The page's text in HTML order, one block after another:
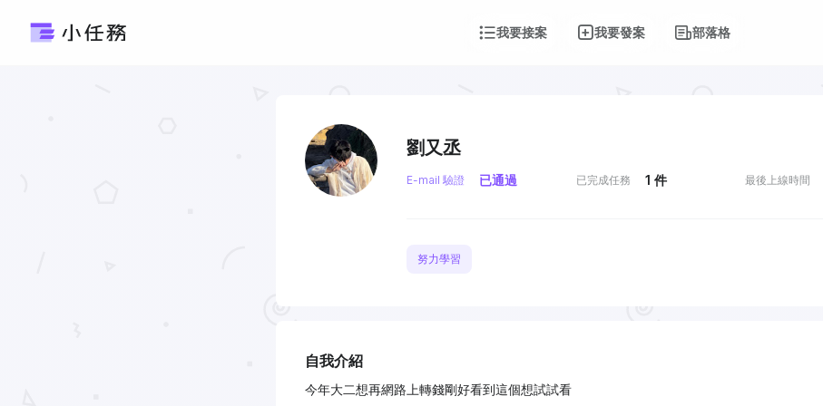
我要接案 我要發案 部落格
劉又丞
E-mail 驗證 已通過 已完成任務 1 件 最後上線時間
努力學習
自我介紹
今年大二想再網路上轉錢剛好看到這個想試試看